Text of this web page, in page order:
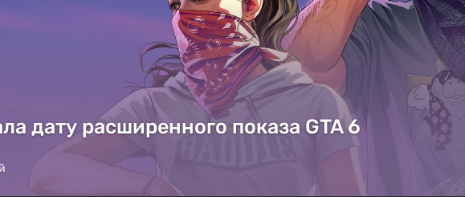
дату расширенного показа GTA 6